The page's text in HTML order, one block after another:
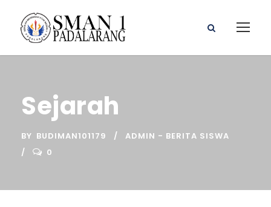
Sejarah
BY BUDIMAN101179
ADMIN - BERITA SISWA
0